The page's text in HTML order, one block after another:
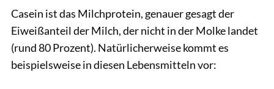
Casein ist das Milchprotein, genauer gesagt der
Eiweißanteil der Milch, der nicht in der Molke landet
(rund 80 Prozent). Natürlicherweise kommt es
beispielsweise in diesen Lebensmitteln vor: